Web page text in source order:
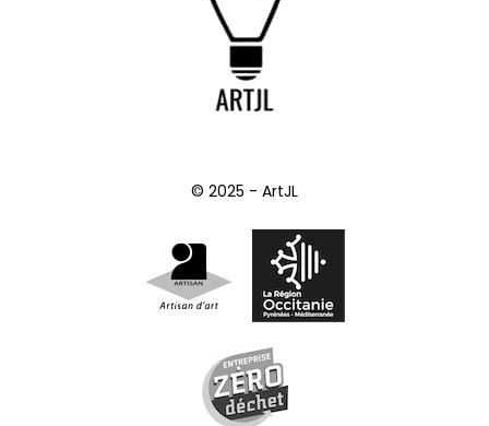
© 2025 - ArtJL